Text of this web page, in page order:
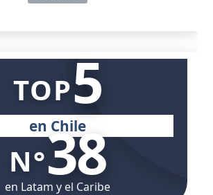
TOP5
en Chile
N°38
en Latam y el Caribe